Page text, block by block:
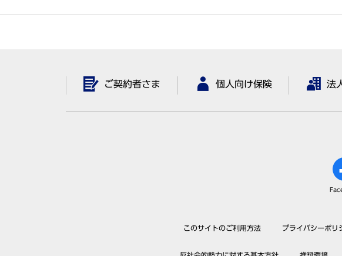
ご契約者さま 個人向け保険 法
このサイトのご利用方法 プライバシーポリ